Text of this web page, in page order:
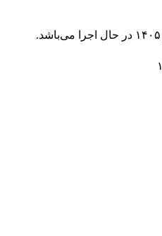
در حال اجرا می‌باشد.